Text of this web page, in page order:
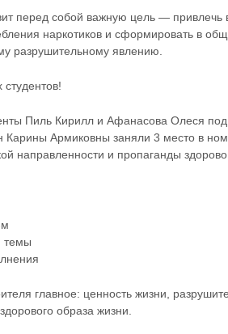
перед собой важную цель — привлечь
наркотиков и сформировать в
разрушительному явлению.
Пиль Кирилл и Афанасова Олеся под
Карины Армиковны заняли 3 место в
направленности и пропаганды
темы
главное: ценность жизни,
образа жизни.